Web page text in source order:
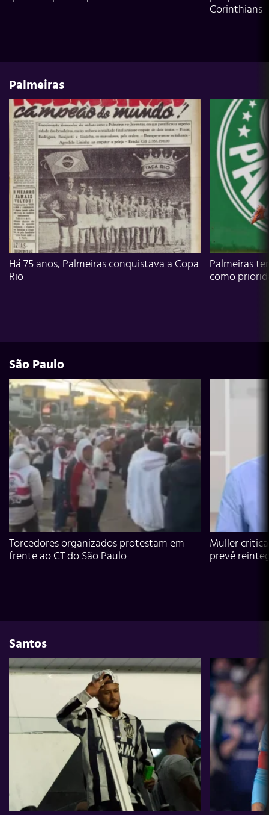
Corinthians
Palmeiras
Há 75 anos, Palmeiras conquistava a Copa
Rio
Palmeiras
como
São Paulo
Torcedores organizados protestam em
frente ao CT do São Paulo
Muller
prevê
Santos